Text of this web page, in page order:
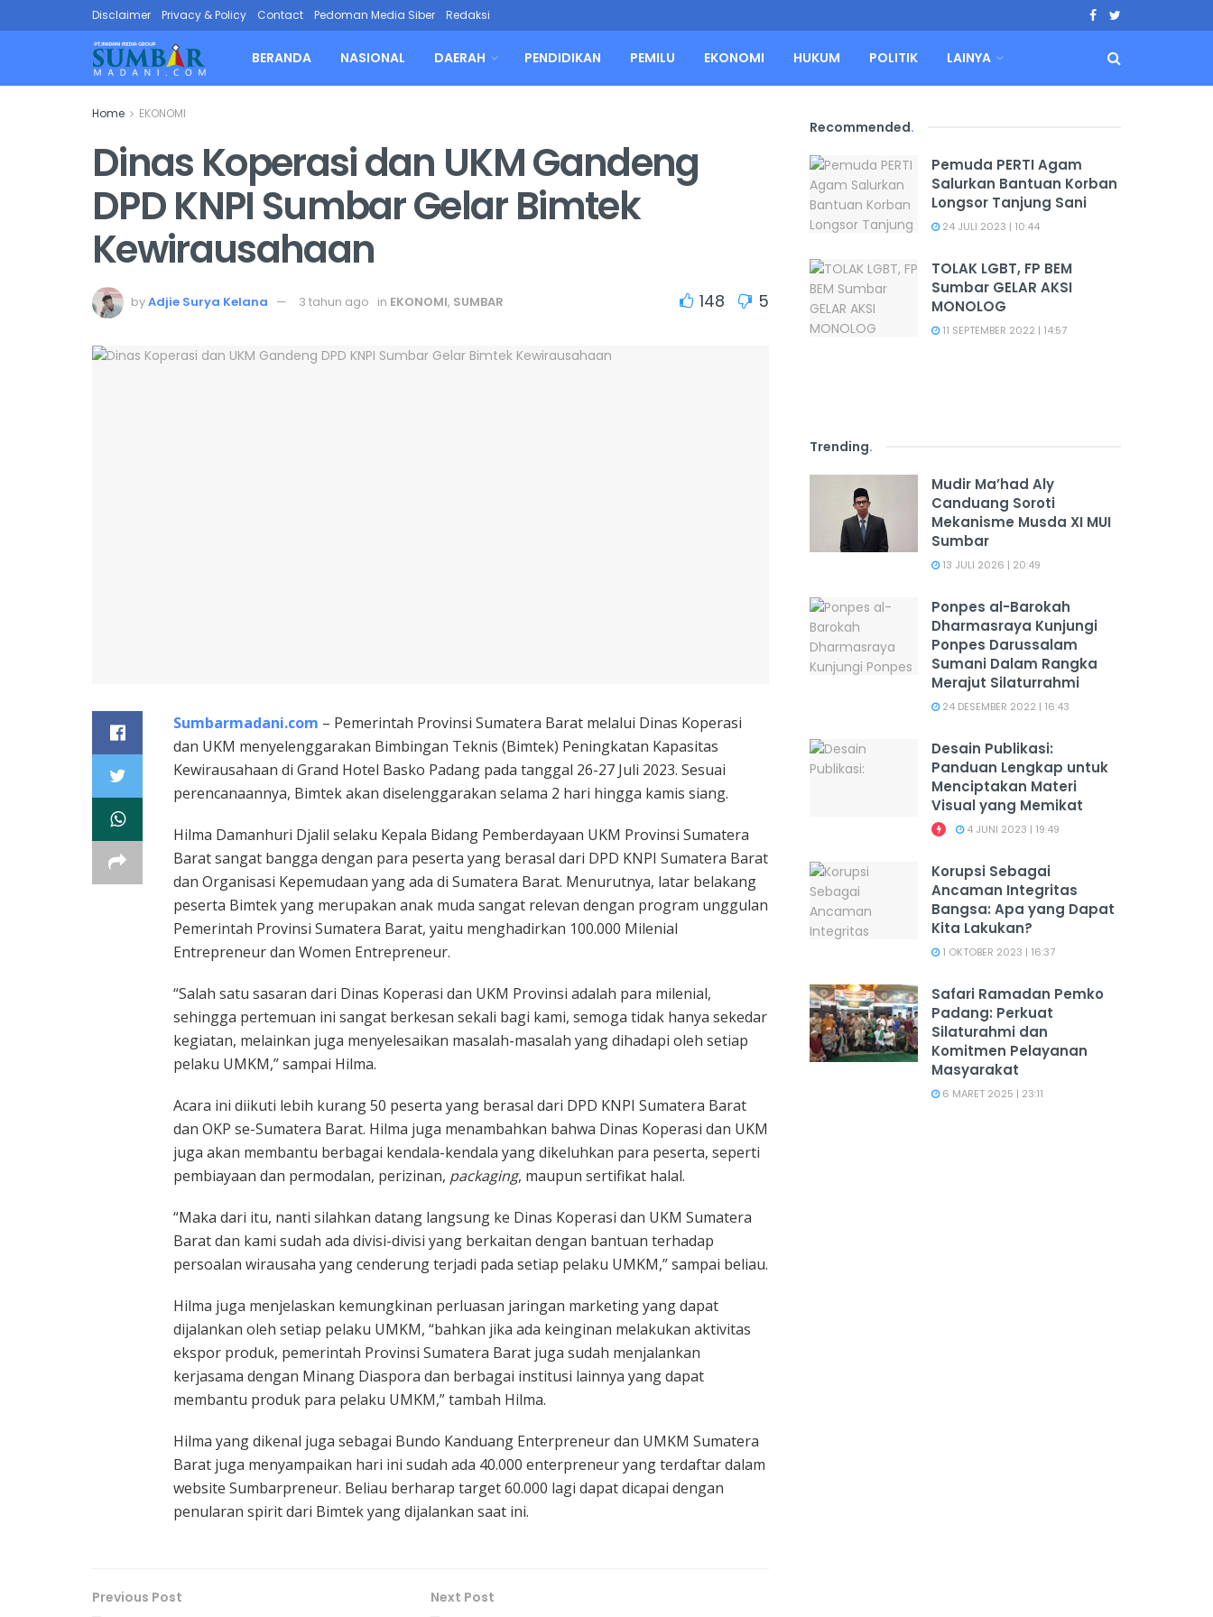
Disclaimer Privacy & Policy Contact Pedoman Media Siber Redaksi
BERANDA NASIONAL DAERAH PENDIDIKAN PEMILU EKONOMI HUKUM POLITIK LAINYA
Home EKONOMI
Dinas Koperasi dan UKM Gandeng
DPD KNPI Sumbar Gelar Bimtek
Kewirausahaan
byAdjie Surya Kelana 3 tahun ago in EKONOMI, SUMBAR 148 5
Sumbarmadani.com – Pemerintah Provinsi Sumatera Barat melalui Dinas Koperasi
dan UKM menyelenggarakan Bimbingan Teknis (Bimtek) Peningkatan Kapasitas
Kewirausahaan di Grand Hotel Basko Padang pada tanggal 26-27 Juli 2023. Sesuai
perencanaannya, Bimtek akan diselenggarakan selama 2 hari hingga kamis siang.
Hilma Damanhuri Djalil selaku Kepala Bidang Pemberdayaan UKM Provinsi Sumatera
Barat sangat bangga dengan para peserta yang berasal dari DPD KNPI Sumatera Barat
dan Organisasi Kepemudaan yang ada di Sumatera Barat. Menurutnya, latar belakang
peserta Bimtek yang merupakan anak muda sangat relevan dengan program unggulan
Pemerintah Provinsi Sumatera Barat, yaitu menghadirkan 100.000 Milenial
Entrepreneur dan Women Entrepreneur.
“Salah satu sasaran dari Dinas Koperasi dan UKM Provinsi adalah para milenial,
sehingga pertemuan ini sangat berkesan sekali bagi kami, semoga tidak hanya sekedar
kegiatan, melainkan juga menyelesaikan masalah-masalah yang dihadapi oleh setiap
pelaku UMKM,” sampai Hilma.
Acara ini diikuti lebih kurang 50 peserta yang berasal dari DPD KNPI Sumatera Barat
dan OKP se-Sumatera Barat. Hilma juga menambahkan bahwa Dinas Koperasi dan UKM
juga akan membantu berbagai kendala-kendala yang dikeluhkan para peserta, seperti
pembiayaan dan permodalan, perizinan, packaging, maupun sertifikat halal.
“Maka dari itu, nanti silahkan datang langsung ke Dinas Koperasi dan UKM Sumatera
Barat dan kami sudah ada divisi-divisi yang berkaitan dengan bantuan terhadap
persoalan wirausaha yang cenderung terjadi pada setiap pelaku UMKM,” sampai beliau.
Hilma juga menjelaskan kemungkinan perluasan jaringan marketing yang dapat
dijalankan oleh setiap pelaku UMKM, “bahkan jika ada keinginan melakukan aktivitas
ekspor produk, pemerintah Provinsi Sumatera Barat juga sudah menjalankan
kerjasama dengan Minang Diaspora dan berbagai institusi lainnya yang dapat
membantu produk para pelaku UMKM,” tambah Hilma.
Hilma yang dikenal juga sebagai Bundo Kanduang Enterpreneur dan UMKM Sumatera
Barat juga menyampaikan hari ini sudah ada 40.000 enterpreneur yang terdaftar dalam
website Sumbarpreneur. Beliau berharap target 60.000 lagi dapat dicapai dengan
penularan spirit dari Bimtek yang dijalankan saat ini.
Previous Post Next Post
Recommended.
Pemuda PERTI Agam
Salurkan Bantuan Korban
Longsor Tanjung Sani
24 JULI 2023 | 10:44
TOLAK LGBT, FP BEM
Sumbar GELAR AKSI
MONOLOG
11 SEPTEMBER 2022 | 14:57
Trending.
Mudir Ma’had Aly
Canduang Soroti
Mekanisme Musda XI MUI
Sumbar
13 JULI 2026 | 20:49
Ponpes al-Barokah
Dharmasraya Kunjungi
Ponpes Darussalam
Sumani Dalam Rangka
Merajut Silaturrahmi
24 DESEMBER 2022 | 16:43
Desain Publikasi:
Panduan Lengkap untuk
Menciptakan Materi
Visual yang Memikat
4 JUNI 2023 | 19:49
Korupsi Sebagai
Ancaman Integritas
Bangsa: Apa yang Dapat
Kita Lakukan?
1 OKTOBER 2023 | 16:37
Safari Ramadan Pemko
Padang: Perkuat
Silaturahmi dan
Komitmen Pelayanan
Masyarakat
6 MARET 2025 | 23:11